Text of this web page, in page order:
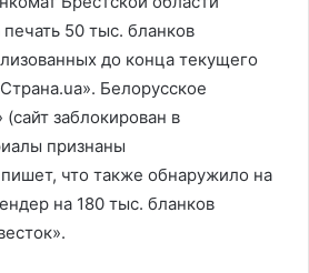
50 тыс. бланков
до конца текущего
Белорусское
заблокирован в
признаны
что также обнаружило на
на 180 тыс. бланков